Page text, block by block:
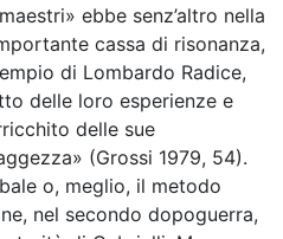
ebbe senz’altro nella
cassa di risonanza,
di Lombardo Radice,
delle loro esperienze e
delle sue
(Grossi 1979, 54).
o, meglio, il metodo
nel secondo dopoguerra,